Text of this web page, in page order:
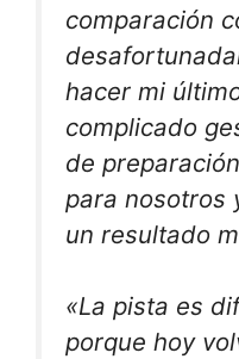
comparación
hacer mi
complicado
de
para nosotros
un resultado
«La pista es
porque hoy